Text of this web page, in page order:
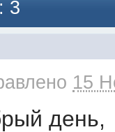
3
15
день,